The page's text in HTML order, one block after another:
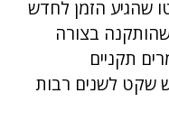
שהגיע הזמן לחדש
בצורה
תקניים
שקט לשנים רבות